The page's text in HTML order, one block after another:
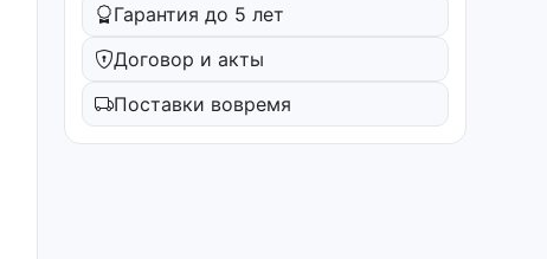
Гарантия до 5 лет
Договор и акты
Поставки вовремя